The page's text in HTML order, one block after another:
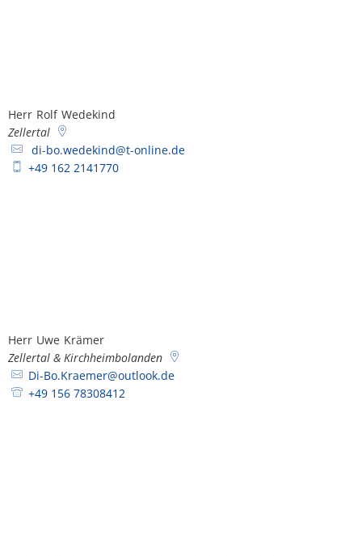
Herr Rolf Wedekind
Zellertal
di-bo.wedekind@t-online.de
+49 162 2141770
Herr Uwe Krämer
Zellertal & Kirchheimbolanden
Di-Bo.Kraemer@outlook.de
+49 156 78308412